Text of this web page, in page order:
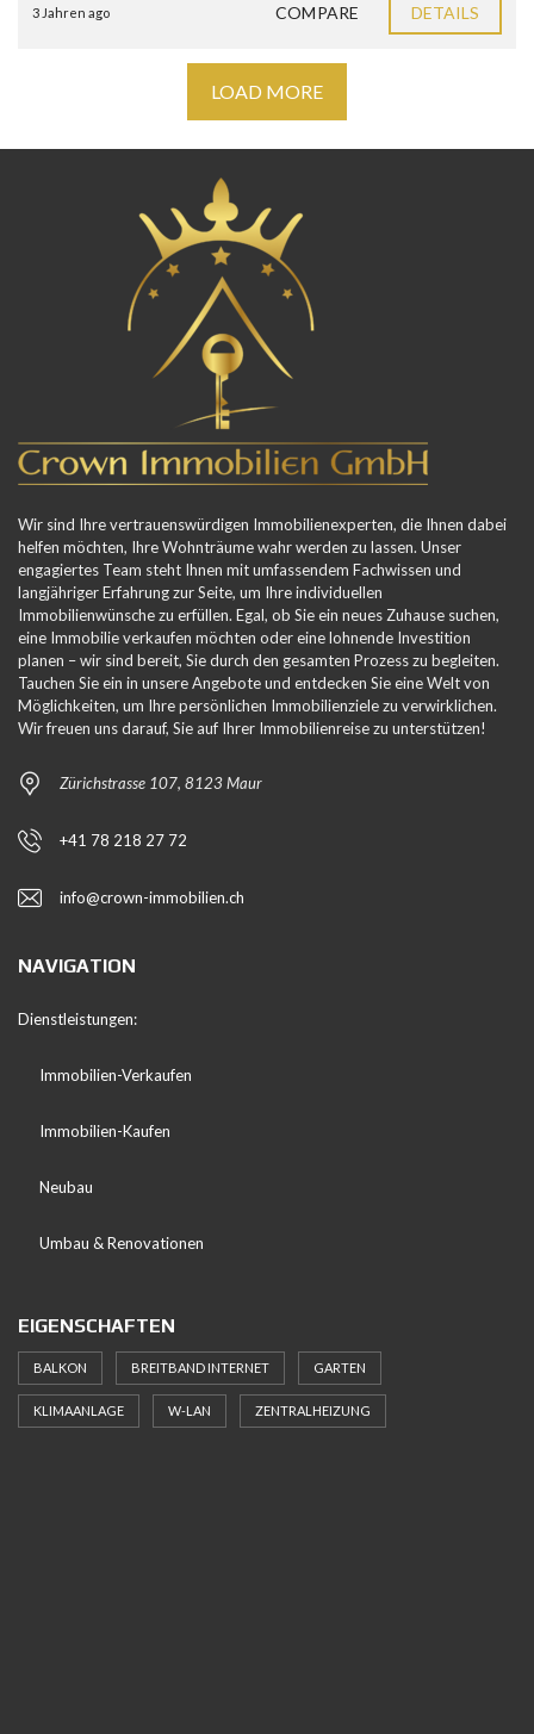
3 Jahren ago COMPARE DETAILS
LOAD MORE
Wir sind Ihre vertrauenswürdigen Immobilienexperten, die Ihnen dabei
helfen möchten, Ihre Wohnträume wahr werden zu lassen. Unser
engagiertes Team steht Ihnen mit umfassendem Fachwissen und
langjähriger Erfahrung zur Seite, um Ihre individuellen
Immobilienwünsche zu erfüllen. Egal, ob Sie ein neues Zuhause suchen,
eine Immobilie verkaufen möchten oder eine lohnende Investition
planen – wir sind bereit, Sie durch den gesamten Prozess zu begleiten.
Tauchen Sie ein in unsere Angebote und entdecken Sie eine Welt von
Möglichkeiten, um Ihre persönlichen Immobilienziele zu verwirklichen.
Wir freuen uns darauf, Sie auf Ihrer Immobilienreise zu unterstützen!
Zürichstrasse 107, 8123 Maur
+41 78 218 27 72
info@crown-immobilien.ch
NAVIGATION
Dienstleistungen:
Immobilien-Verkaufen
Immobilien-Kaufen
Neubau
Umbau & Renovationen
EIGENSCHAFTEN
BALKON BREITBAND INTERNET GARTEN
KLIMAANLAGE W-LAN ZENTRALHEIZUNG